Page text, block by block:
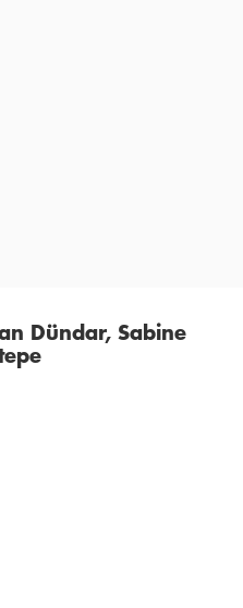
Dündar, Sabine